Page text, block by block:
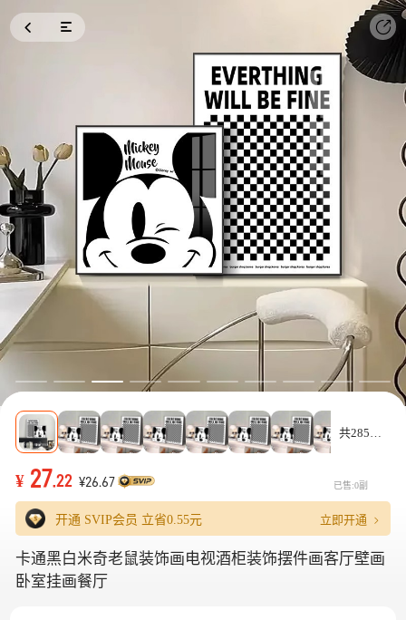
共285款
¥ 27.22 ¥26.67 已售:0副
开通 SVIP会员 立省0.55元 立即开通
卡通黑白米奇老鼠装饰画电视酒柜装饰摆件画客厅壁画
卧室挂画餐厅